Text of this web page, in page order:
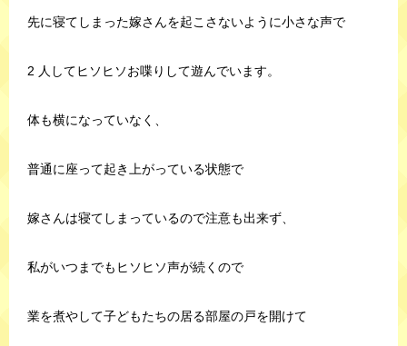
先に寝てしまった嫁さんを起こさないように小さな声で
2 人してヒソヒソお喋りして遊んでいます。
体も横になっていなく、
普通に座って起き上がっている状態で
嫁さんは寝てしまっているので注意も出来ず、
私がいつまでもヒソヒソ声が続くので
業を煮やして子どもたちの居る部屋の戸を開けて